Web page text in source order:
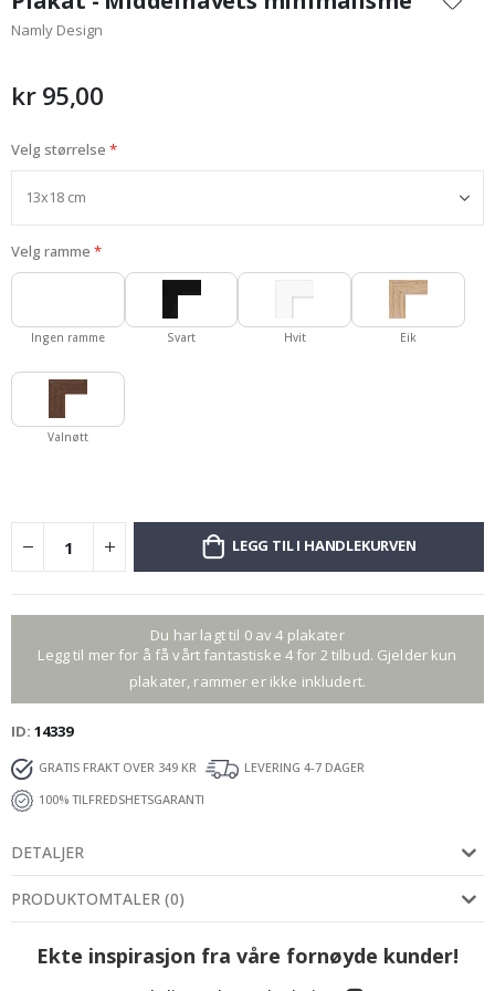
begynnelsen
av
Namly Design
kr 95,00
Velg størrelse
Velg ramme
Ingen ramme Svart Hvit Eik
Valnøtt
LEGG TIL I HANDLEKURVEN
Du har lagt til 0 av 4 plakater
Legg til mer for å få vårt fantastiske 4 for 2 tilbud. Gjelder kun
plakater, rammer er ikke inkludert.
ID 14339
GRATIS FRAKT OVER 349 KR
LEVERING 4-7 DAGER
100% TILFREDSHETSGARANTI
DETALJER
PRODUKTOMTALER (0)
Ekte inspirasjon fra våre fornøyde kunder!